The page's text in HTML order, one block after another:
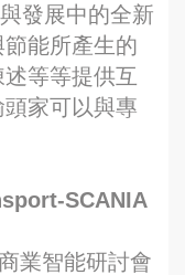
發展中的全新
能所產生的
等等提供互
家可以與專
SCANIA
業智能研討會